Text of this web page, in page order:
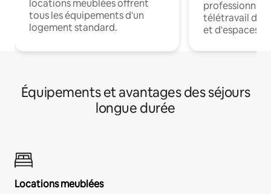
locations meublées offrent
tous les équipements d'un
logement standard.
professionnels
télétravail
et d'espaces
Équipements et avantages des séjours
longue durée
Locations meublées